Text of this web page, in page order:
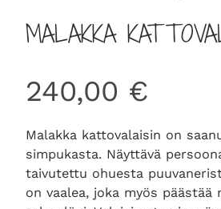
MALAKKA
240,00 €
Malakka kattovalaisin on
simpukasta. Näyttävä
taivutettu ohuesta
on vaalea, joka myös päästää